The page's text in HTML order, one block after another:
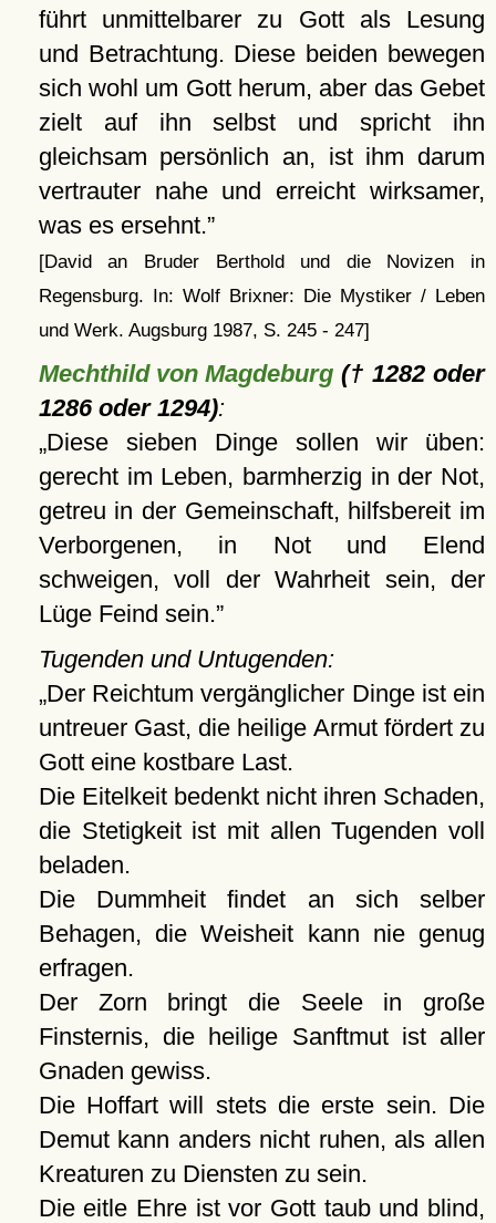
führt unmittelbarer zu Gott als Lesung
und Betrachtung. Diese beiden bewegen
sich wohl um Gott herum, aber das Gebet
zielt auf ihn selbst und spricht ihn
gleichsam persönlich an, ist ihm darum
vertrauter nahe und erreicht wirksamer,
was es ersehnt.
[David an Bruder Berthold und die Novizen in
Regensburg. In: Wolf Brixner: Die Mystiker / Leben
und Werk. Augsburg 1987, S. 245 - 247]
Mechthild von Magdeburg(† 1282 oder
1286 oder 1294):
Diese sieben Dinge sollen wir üben:
gerecht im Leben, barmherzig in der Not,
getreu in der Gemeinschaft, hilfsbereit im
Verborgenen, in Not und Elend
schweigen, voll der Wahrheit sein, der
Lüge Feind sein.
Tugenden und Untugenden:
Der Reichtum vergänglicher Dinge ist ein
untreuer Gast, die heilige Armut fördert zu
Gott eine kostbare Last.
Die Eitelkeit bedenkt nicht ihren Schaden,
die Stetigkeit ist mit allen Tugenden voll
beladen.
Die Dummheit findet an sich selber
Behagen, die Weisheit kann nie genug
erfragen.
Der Zorn bringt die Seele in große
Finsternis, die heilige Sanftmut ist aller
Gnaden gewiss.
Die Hoffart will stets die erste sein. Die
Demut kann anders nicht ruhen, als allen
Kreaturen zu Diensten zu sein.
Die eitle Ehre ist vor Gott taub und blind,